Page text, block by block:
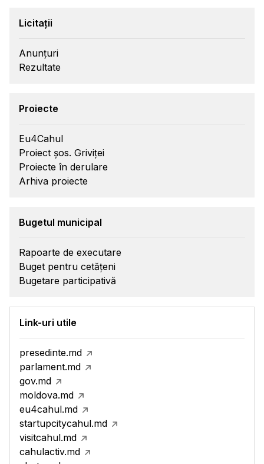
Licitații
Anunțuri
Rezultate
Proiecte
Eu4Cahul
Proiect șos. Griviței
Proiecte în derulare
Arhiva proiecte
Bugetul municipal
Rapoarte de executare
Buget pentru cetățeni
Bugetare participativă
Link-uri utile
presedinte.md
parlament.md
gov.md
moldova.md
eu4cahul.md
startupcitycahul.md
visitcahul.md
cahulactiv.md